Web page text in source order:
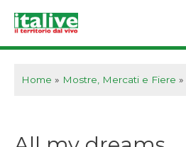
Home » Mostre, Mercati e Fiere »